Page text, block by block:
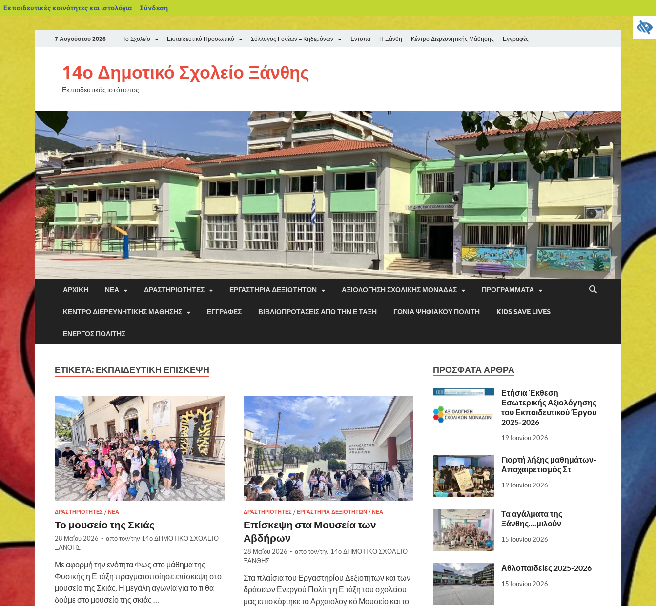
Εκπαιδευτικές κοινότητες και ιστολόγια Σύνδεση
7 Αυγούστου 2026 Το Σχολείο Εκπαιδευτικό Προσωπικό Σύλλογος Γονέων – Κηδεμόνων Έντυπα Η Ξάνθη Κέντρο Διερευνητικής Μάθησης Εγγραφές
14ο Δημοτικό Σχολείο Ξάνθης
Εκπαιδευτικός ιστότοπος
ΑΡΧΙΚΉ ΝΈΑ ΔΡΑΣΤΗΡΙΌΤΗΤΕΣ ΕΡΓΑΣΤΉΡΙΑ ΔΕΞΙΟΤΉΤΩΝ ΑΞΙΟΛΌΓΗΣΗ ΣΧΟΛΙΚΉΣ ΜΟΝΆΔΑΣ ΠΡΟΓΡΆΜΜΑΤΑ
ΚΈΝΤΡΟ ΔΙΕΡΕΥΝΗΤΙΚΉΣ ΜΆΘΗΣΗΣ ΕΓΓΡΑΦΈΣ ΒΙΒΛΙΟΠΡΟΤΆΣΕΙΣ ΑΠΌ ΤΗΝ Ε ΤΆΞΗ ΓΩΝΙΆ ΨΗΦΙΑΚΟΎ ΠΟΛΊΤΗ KIDS SAVE LIVES
ΕΝΕΡΓΌΣ ΠΟΛΊΤΗΣ
ΕΤΙΚΈΤΑ: ΕΚΠΑΙΔΕΥΤΙΚΉ ΕΠΙΣΚΕΨΗ
ΔΡΑΣΤΗΡΙΌΤΗΤΕΣ /ΝΈΑ
Το μουσείο της Σκιάς
28 Μαΐου 2026 - από τον/την 14ο ΔΗΜΟΤΙΚΟ ΣΧΟΛΕΙΟ
ΞΑΝΘΗΣ
Με αφορμή την ενότητα Φως στο μάθημα της
Φυσικής η Ε τάξη πραγματοποίησε επίσκεψη στο
μουσείο της Σκιάς. Η μεγάλη αγωνία για το τι θα
δούμε στο μουσείο της σκιάς …
ΔΡΑΣΤΗΡΙΌΤΗΤΕΣ /ΕΡΓΑΣΤΉΡΙΑ ΔΕΞΙΟΤΉΤΩΝ /ΝΈΑ
Επίσκεψη στα Μουσεία των
Αβδήρων
28 Μαΐου 2026 - από τον/την 14ο ΔΗΜΟΤΙΚΟ ΣΧΟΛΕΙΟ
ΞΑΝΘΗΣ
Στα πλαίσια του Εργαστηρίου Δεξιοτήτων και των
δράσεων Ενεργού Πολίτη η Ε τάξη του σχολείου
μας επισκέφτηκε το Αρχαιολογικό Μουσείο και το
ΠΡΌΣΦΑΤΑ ΆΡΘΡΑ
Ετήσια Έκθεση
Εσωτερικής Αξιολόγησης
του Εκπαιδευτικού Έργου
2025-2026
19 Ιουνίου 2026
Γιορτή λήξης μαθημάτων-
Αποχαιρετισμός Στ
19 Ιουνίου 2026
Τα αγάλματα της
Ξάνθης….μιλούν
15 Ιουνίου 2026
Αθλοπαιδείες 2025-2026
15 Ιουνίου 2026